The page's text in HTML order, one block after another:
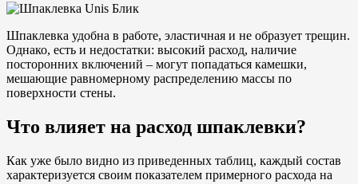
Шпаклевка удобна в работе, эластичная и не образует трещин.
Однако, есть и недостатки: высокий расход, наличие
посторонних включений – могут попадаться камешки,
мешающие равномерному распределению массы по
поверхности стены.
Что влияет на расход шпаклевки?
Как уже было видно из приведенных таблиц, каждый состав
характеризуется своим показателем примерного расхода на